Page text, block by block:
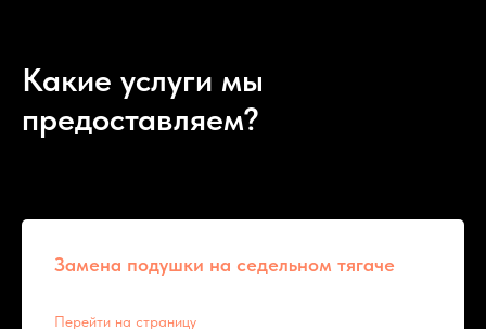
Какие услуги мы
предоставляем?
Замена подушки на седельном тягаче
Перейти на страницу